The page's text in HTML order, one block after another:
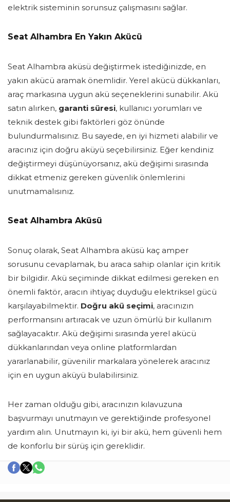
elektrik sisteminin sorunsuz çalışmasını sağlar.
Seat Alhambra En Yakın Akücü
Seat Alhambra aküsü değiştirmek istediğinizde, en
yakın akücü aramak önemlidir. Yerel akücü dükkanları,
araç markasına uygun akü seçeneklerini sunabilir. Akü
satın alırken, garanti süresi, kullanıcı yorumları ve
teknik destek gibi faktörleri göz önünde
bulundurmalısınız. Bu sayede, en iyi hizmeti alabilir ve
aracınız için doğru aküyü seçebilirsiniz. Eğer kendiniz
değiştirmeyi düşünüyorsanız, akü değişimi sırasında
dikkat etmeniz gereken güvenlik önlemlerini
unutmamalısınız.
Seat Alhambra Aküsü
Sonuç olarak, Seat Alhambra aküsü kaç amper
sorusunu cevaplamak, bu araca sahip olanlar için kritik
bir bilgidir. Akü seçiminde dikkat edilmesi gereken en
önemli faktör, aracın ihtiyaç duyduğu elektriksel gücü
karşılayabilmektir. Doğru akü seçimi, aracınızın
performansını artıracak ve uzun ömürlü bir kullanım
sağlayacaktır. Akü değişimi sırasında yerel akücü
dükkanlarından veya online platformlardan
yararlanabilir, güvenilir markalara yönelerek aracınız
için en uygun aküyü bulabilirsiniz.
Her zaman olduğu gibi, aracınızın kılavuzuna
başvurmayı unutmayın ve gerektiğinde profesyonel
yardım alın. Unutmayın ki, iyi bir akü, hem güvenli hem
de konforlu bir sürüş için gereklidir.